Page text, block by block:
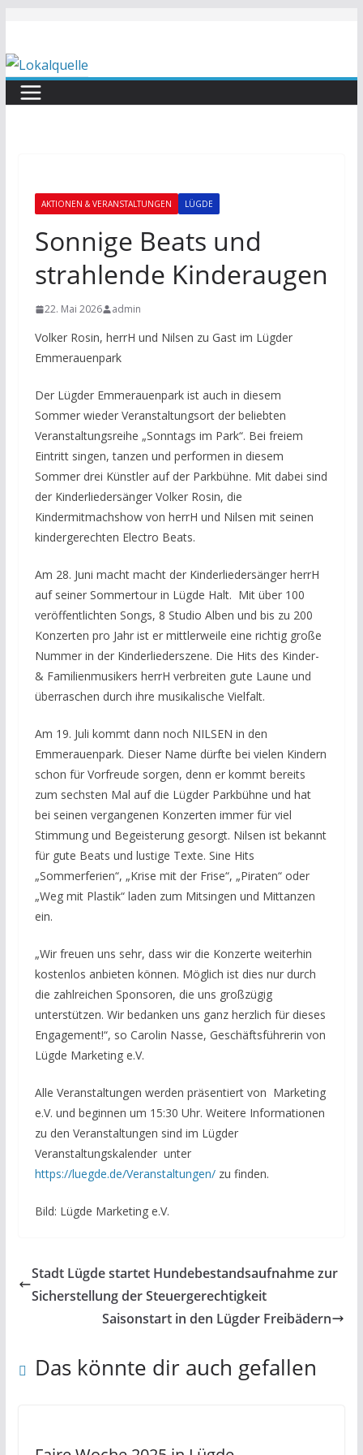
springen
AKTIONEN & VERANSTALTUNGEN LÜGDE
Sonnige Beats und
strahlende Kinderaugen
22. Mai 2026 admin
Volker Rosin, herrH und Nilsen zu Gast im Lügder
Emmerauenpark
Der Lügder Emmerauenpark ist auch in diesem
Sommer wieder Veranstaltungsort der beliebten
Veranstaltungsreihe „Sonntags im Park“. Bei freiem
Eintritt singen, tanzen und performen in diesem
Sommer drei Künstler auf der Parkbühne. Mit dabei sind
der Kinderliedersänger Volker Rosin, die
Kindermitmachshow von herrH und Nilsen mit seinen
kindergerechten Electro Beats.
Am 28. Juni macht macht der Kinderliedersänger herrH
auf seiner Sommertour in Lügde Halt. Mit über 100
veröffentlichten Songs, 8 Studio Alben und bis zu 200
Konzerten pro Jahr ist er mittlerweile eine richtig große
Nummer in der Kinderliederszene. Die Hits des Kinder-
& Familienmusikers herrH verbreiten gute Laune und
überraschen durch ihre musikalische Vielfalt.
Am 19. Juli kommt dann noch NILSEN in den
Emmerauenpark. Dieser Name dürfte bei vielen Kindern
schon für Vorfreude sorgen, denn er kommt bereits
zum sechsten Mal auf die Lügder Parkbühne und hat
bei seinen vergangenen Konzerten immer für viel
Stimmung und Begeisterung gesorgt. Nilsen ist bekannt
für gute Beats und lustige Texte. Sine Hits
„Sommerferien“, „Krise mit der Frise“, „Piraten“ oder
„Weg mit Plastik“ laden zum Mitsingen und Mittanzen
ein.
„Wir freuen uns sehr, dass wir die Konzerte weiterhin
kostenlos anbieten können. Möglich ist dies nur durch
die zahlreichen Sponsoren, die uns großzügig
unterstützen. Wir bedanken uns ganz herzlich für dieses
Engagement!“, so Carolin Nasse, Geschäftsführerin von
Lügde Marketing e.V.
Alle Veranstaltungen werden präsentiert von Marketing
e.V. und beginnen um 15:30 Uhr. Weitere Informationen
zu den Veranstaltungen sind im Lügder
Veranstaltungskalender unter
https://luegde.de/Veranstaltungen/zu finden.
Bild: Lügde Marketing e.V.
Stadt Lügde startet Hundebestandsaufnahme zur
Sicherstellung der Steuergerechtigkeit
Saisonstart in den Lügder Freibädern
Das könnte dir auch gefallen